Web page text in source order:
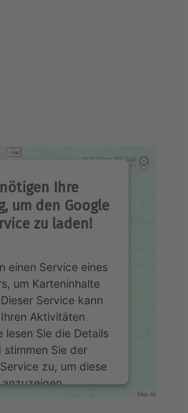
Ihre
um den Google
zu laden!
einen Service eines
um Karteninhalte
Service kann
Aktivitäten
lesen Sie die Details
stimmen Sie der
zu, um diese